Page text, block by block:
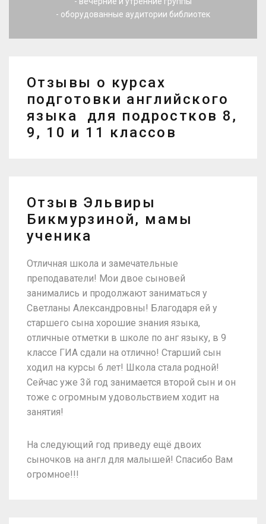
- оборудованные аудитории библиотек
Отзывы о курсах
подготовки английского
языка для подростков 8,
9, 10 и 11 классов
Отзыв Эльвиры
Бикмурзиной, мамы
ученика
Отличная школа и замечательные
преподаватели! Мои двое сыновей
занимались и продолжают заниматься у
Светланы Александровны! Благодаря ей у
старшего сына хорошие знания языка,
отличные отметки в школе по анг языку, в 9
классе ГИА сдали на отлично! Старший сын
ходил на курсы 6 лет! Школа стала родной!
Сейчас уже 3й год занимается второй сын и он
тоже с огромным удовольствием ходит на
занятия!
На следующий год приведу ещё двоих
сыночков на англ для малышей! Спасибо Вам
огромное!!!